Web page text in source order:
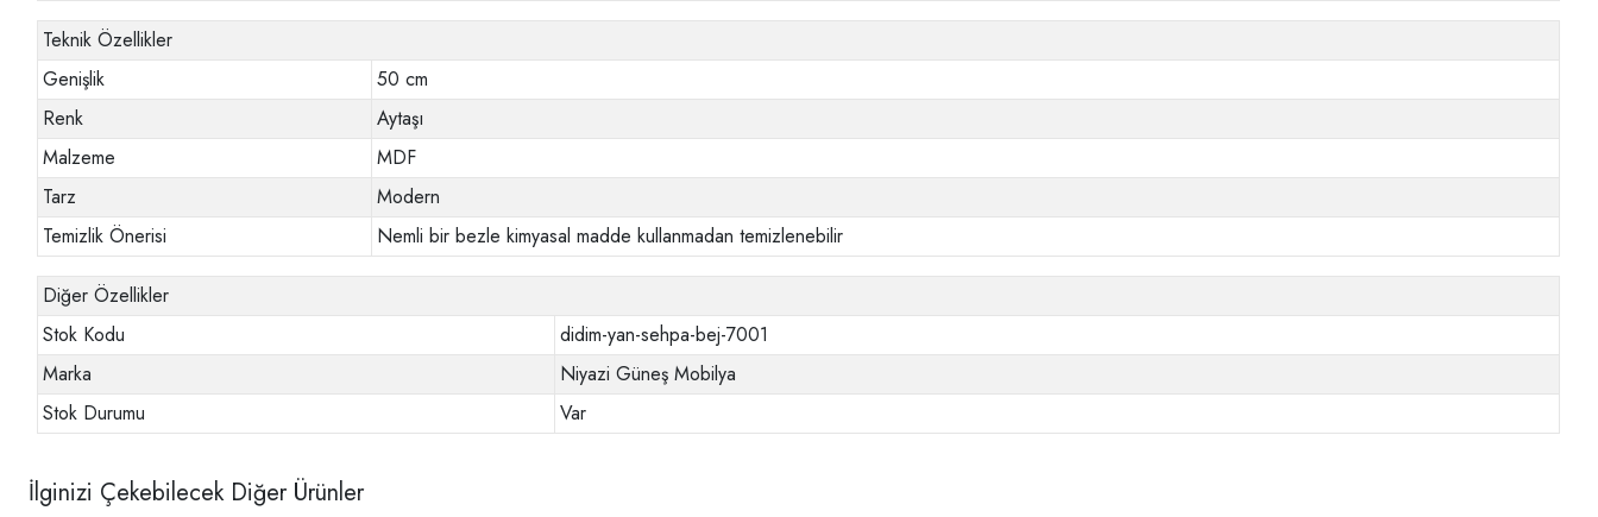
Teknik Özellikler
Genişlik
50 cm
Renk
Aytaşı
Malzeme
MDF
Tarz
Modern
Temizlik Önerisi
Nemli bir bezle kimyasal madde kullanmadan temizlenebilir
Diğer Özellikler
Stok Kodu
didim-yan-sehpa-bej-7001
Marka
Niyazi Güneş Mobilya
Stok Durumu
Var
İlginizi Çekebilecek Diğer Ürünler